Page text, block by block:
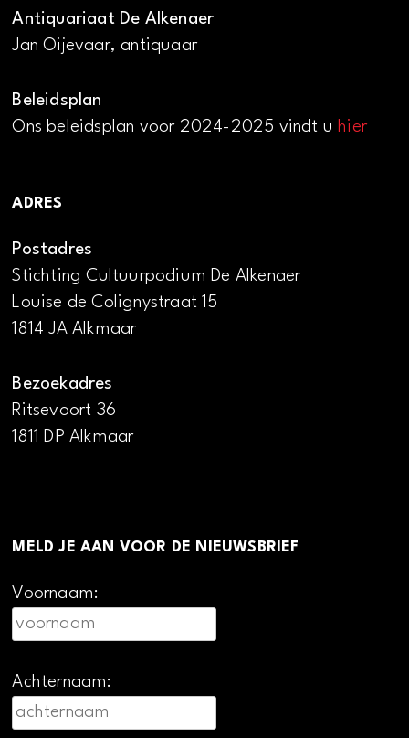
Antiquariaat De Alkenaer
Jan Oijevaar, antiquaar
Beleidsplan
Ons beleidsplan voor 2024-2025 vindt uhier
ADRES
Postadres
Stichting Cultuurpodium De Alkenaer
Louise de Colignystraat 15
1814 JA Alkmaar
Bezoekadres
Ritsevoort 36
1811 DP Alkmaar
MELD JE AAN VOOR DE NIEUWSBRIEF
Voornaam:
Achternaam: